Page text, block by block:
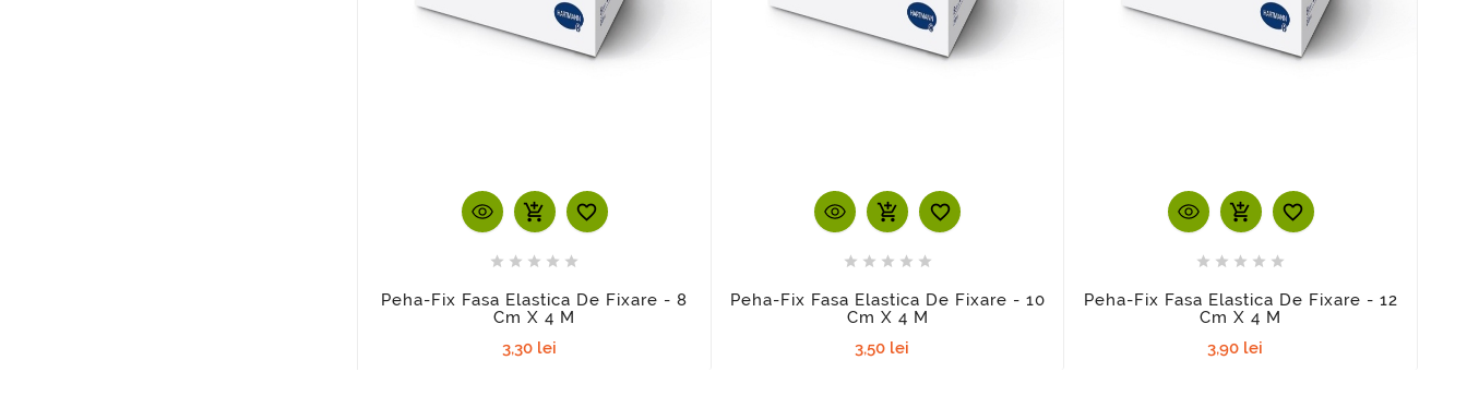
add_shopping_cart 
    
Peha-Fix Fasa Elastica De Fixare - 8
Cm X 4 M
3,30 lei
add_shopping_cart 
    
Peha-Fix Fasa Elastica De Fixare - 10
Cm X 4 M
3,50 lei
add_shopping_cart 
    
Peha-Fix Fasa Elastica De Fixare - 12
Cm X 4 M
3,90 lei